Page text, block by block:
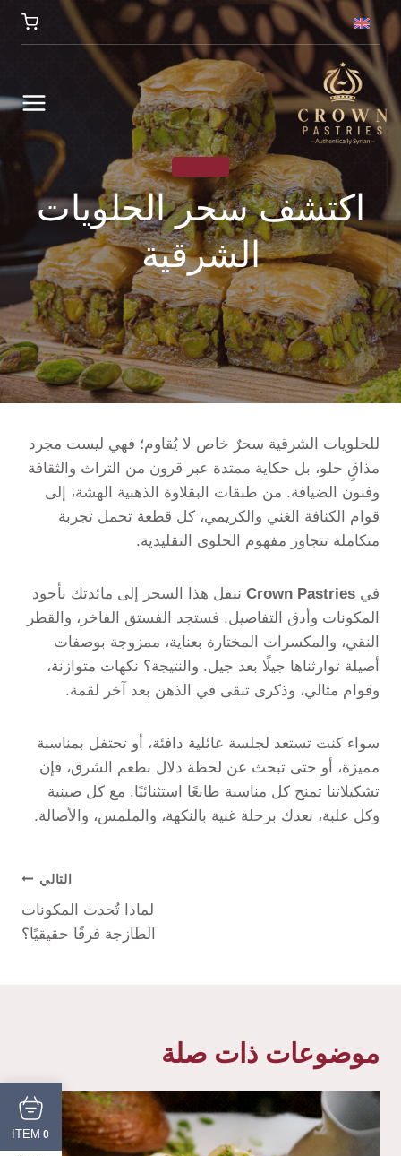
اكتشف سحر الحلويات
الشرقية
للحلويات الشرقية سحرٌ خاص لا يُقاوم؛ فهي ليست مجرد
مذاقٍ حلو، بل حكاية ممتدة عبر قرون من التراث والثقافة
وفنون الضيافة. من طبقات البقلاوة الذهبية الهشة، إلى
قوام الكنافة الغني والكريمي، كل قطعة تحمل تجربة
متكاملة تتجاوز مفهوم الحلوى التقليدية.
في Crown Pastries ننقل هذا السحر إلى مائدتك بأجود
المكونات وأدق التفاصيل. فستجد الفستق الفاخر، والقطر
النقي، والمكسرات المختارة بعناية، ممزوجة بوصفات
أصيلة توارثناها جيلًا بعد جيل. والنتيجة؟ نكهات متوازنة،
وقوام مثالي، وذكرى تبقى في الذهن بعد آخر لقمة.
سواء كنت تستعد لجلسة عائلية دافئة، أو تحتفل بمناسبة
مميزة، أو حتى تبحث عن لحظة دلال بطعم الشرق، فإن
تشكيلاتنا تمنح كل مناسبة طابعًا استثنائيًا. مع كل صينية
وكل علبة، نعدك برحلة غنية بالنكهة، والملمس، والأصالة.
التالي
لماذا تُحدث المكونات
الطازجة فرقًا حقيقيًا؟
موضوعات ذات صلة
0
ITEM